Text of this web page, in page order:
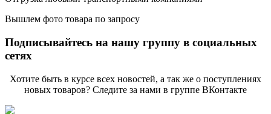
Вышлем фото товара по запросу
Подписывайтесь на нашу группу в социальных
сетях
Хотите быть в курсе всех новостей, а так же о поступлениях
новых товаров? Следите за нами в группе ВКонтакте